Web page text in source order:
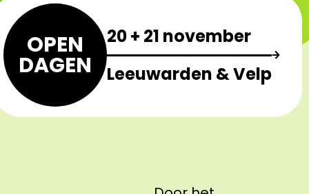
OPEN
DAGEN
20 + 21 november
Leeuwarden & Velp